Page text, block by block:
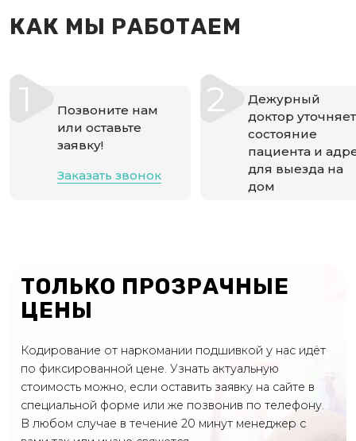
КАК МЫ РАБОТАЕМ
1
Позвоните нам
или оставьте
заявку!
Заказать звонок
2
Дежурный
доктор уточняет
состояние
пациента и
для выезда на
дом
ТОЛЬКО ПРОЗРАЧНЫЕ
ЦЕНЫ
Кодирование от наркомании подшивкой у нас идёт
по фиксированной цене. Узнать актуальную
стоимость можно, если оставить заявку на сайте в
специальной форме или же позвонив по телефону.
В любом случае в течение 20 минут менеджер с